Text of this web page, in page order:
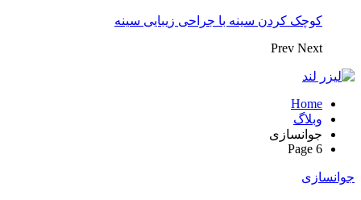
کوچک کردن سینه با جراحی زیبایی سینه
Prev Next
Home
وبلاگ
جوانسازی
Page 6
جوانسازی